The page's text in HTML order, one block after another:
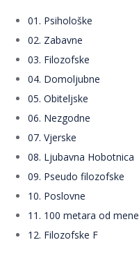
01. Psihološke
02. Zabavne
03. Filozofske
04. Domoljubne
05. Obiteljske
06. Nezgodne
07. Vjerske
08. Ljubavna Hobotnica
09. Pseudo filozofske
10. Poslovne
11. 100 metara od mene
12. Filozofske F